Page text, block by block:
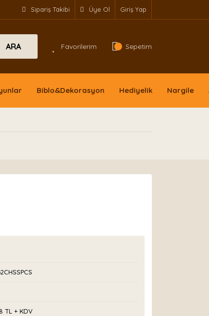
Sipariş Takibi Üye Ol Giriş Yap
ARA Favorilerim Sepetim
Biblo&Dekorasyon Hediyelik Nargile
TL + KDV